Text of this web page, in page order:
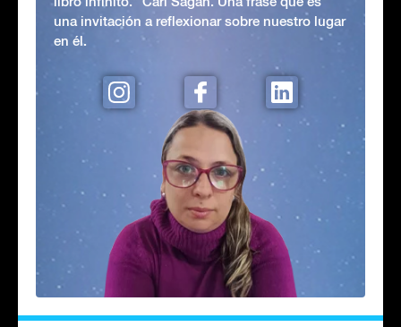
una invitación a reflexionar sobre nuestro lugar
en él.